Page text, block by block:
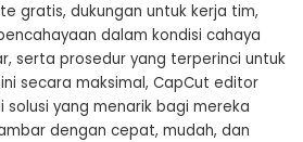
gratis, dukungan untuk kerja tim,
dalam kondisi cahaya
serta prosedur yang terperinci untuk
secara maksimal, CapCut editor
solusi yang menarik bagi mereka
dengan cepat, mudah, dan